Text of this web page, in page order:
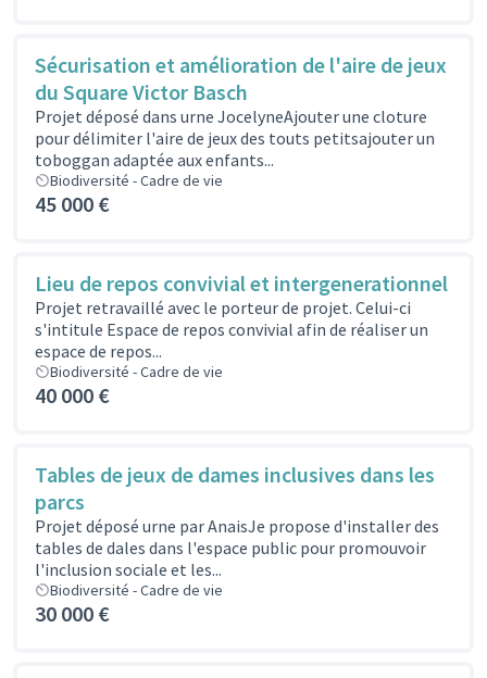
Sécurisation et amélioration de l'aire de jeux
du Square Victor Basch
Projet déposé dans urne JocelyneAjouter une cloture
pour délimiter l'aire de jeux des touts petitsajouter un
toboggan adaptée aux enfants...
Biodiversité - Cadre de vie
45 000 €
Lieu de repos convivial et intergenerationnel
Projet retravaillé avec le porteur de projet. Celui-ci
s'intitule Espace de repos convivial afin de réaliser un
espace de repos...
Biodiversité - Cadre de vie
40 000 €
Tables de jeux de dames inclusives dans les
parcs
Projet déposé urne par AnaisJe propose d'installer des
tables de dales dans l'espace public pour promouvoir
l'inclusion sociale et les...
Biodiversité - Cadre de vie
30 000 €